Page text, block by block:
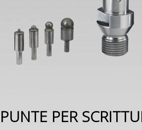
PUNTE PER